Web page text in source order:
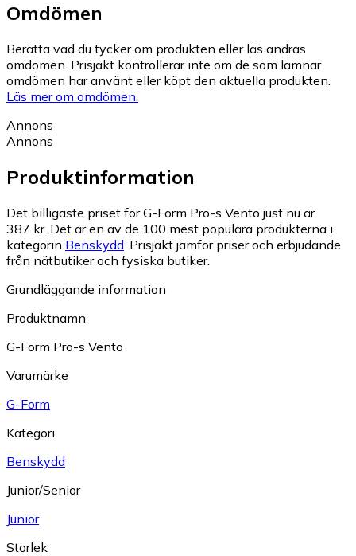
Omdömen
Berätta vad du tycker om produkten eller läs andras
omdömen. Prisjakt kontrollerar inte om de som lämnar
omdömen har använt eller köpt den aktuella produkten.
Läs mer om omdömen.
Annons
Annons
Produktinformation
Det billigaste priset för G-Form Pro-s Vento just nu är
387 kr. Det är en av de 100 mest populära produkterna i
kategorin Benskydd Prisjakt jämför priser och erbjudande
från nätbutiker och fysiska butiker.
Grundläggande information
Produktnamn
G-Form Pro-s Vento
Varumärke
G-Form
Kategori
Benskydd
Junior/Senior
Junior
Storlek